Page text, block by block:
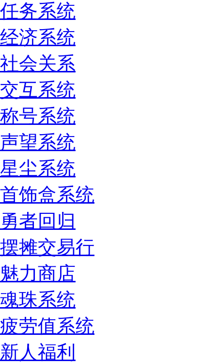
任务系统
经济系统
社会关系
交互系统
称号系统
声望系统
星尘系统
首饰盒系统
勇者回归
摆摊交易行
魅力商店
魂珠系统
疲劳值系统
新人福利